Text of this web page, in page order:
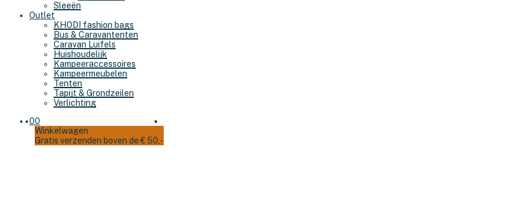
Sleeën
Outlet
KHODI fashion bags
Bus & Caravantenten
Caravan Luifels
Huishoudelijk
Kampeeraccessoires
Kampeermeubelen
Tenten
Tapijt & Grondzeilen
Verlichting
00
Winkelwagen
Gratis verzenden boven de € 50,-